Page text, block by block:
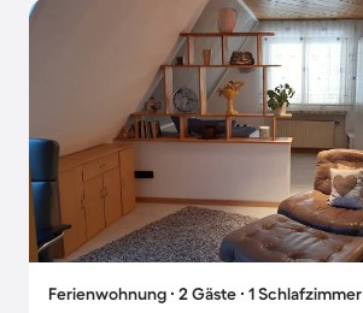
Ferienwohnung ∙ 2 Gäste ∙ 1 Schlafzimmer